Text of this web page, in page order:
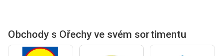
Obchody s Ořechy ve svém sortimentu